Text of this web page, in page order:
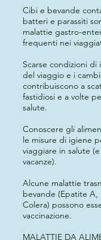
Cibi e bevande
batteri e parassiti
malattie gastro-
frequenti nei
Scarse condizioni di
del viaggio e i
contribuiscono a
fastidiosi e a volte
salute.
Conoscere gli
le misure di igiene
viaggiare in salute
vacanze).
Alcune malattie
bevande (Epatite
Colera) possono
vaccinazione.
MALATTIE DA